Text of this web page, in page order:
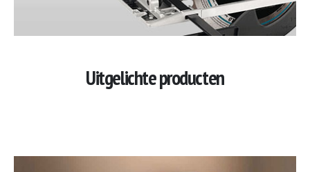
Uitgelichte producten